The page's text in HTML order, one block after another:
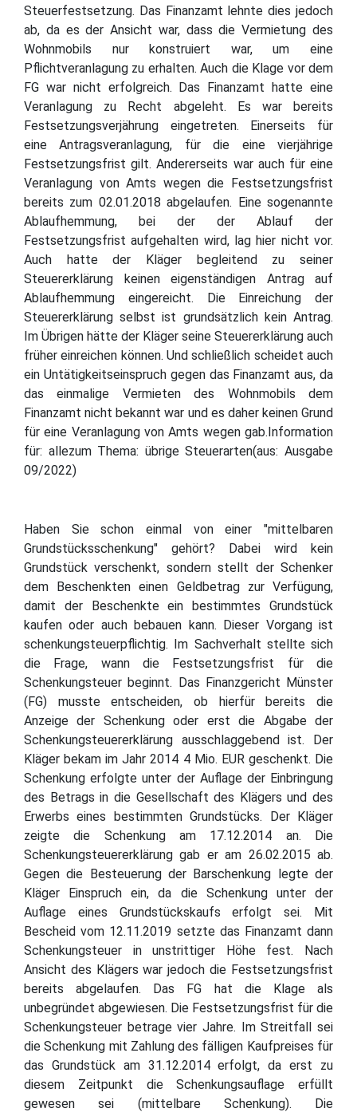
Steuerfestsetzung. Das Finanzamt lehnte dies jedoch
ab, da es der Ansicht war, dass die Vermietung des
Wohnmobils nur konstruiert war, um eine
Pflichtveranlagung zu erhalten. Auch die Klage vor dem
FG war nicht erfolgreich. Das Finanzamt hatte eine
Veranlagung zu Recht abgeleht. Es war bereits
Festsetzungsverjährung eingetreten. Einerseits für
eine Antragsveranlagung, für die eine vierjährige
Festsetzungsfrist gilt. Andererseits war auch für eine
Veranlagung von Amts wegen die Festsetzungsfrist
bereits zum 02.01.2018 abgelaufen. Eine sogenannte
Ablaufhemmung, bei der der Ablauf der
Festsetzungsfrist aufgehalten wird, lag hier nicht vor.
Auch hatte der Kläger begleitend zu seiner
Steuererklärung keinen eigenständigen Antrag auf
Ablaufhemmung eingereicht. Die Einreichung der
Steuererklärung selbst ist grundsätzlich kein Antrag.
Im Übrigen hätte der Kläger seine Steuererklärung auch
früher einreichen können. Und schließlich scheidet auch
ein Untätigkeitseinspruch gegen das Finanzamt aus, da
das einmalige Vermieten des Wohnmobils dem
Finanzamt nicht bekannt war und es daher keinen Grund
für eine Veranlagung von Amts wegen gab.Information
für: allezum Thema: übrige Steuerarten(aus: Ausgabe
09/2022)
Haben Sie schon einmal von einer "mittelbaren
Grundstücksschenkung" gehört? Dabei wird kein
Grundstück verschenkt, sondern stellt der Schenker
dem Beschenkten einen Geldbetrag zur Verfügung,
damit der Beschenkte ein bestimmtes Grundstück
kaufen oder auch bebauen kann. Dieser Vorgang ist
schenkungsteuerpflichtig. Im Sachverhalt stellte sich
die Frage, wann die Festsetzungsfrist für die
Schenkungsteuer beginnt. Das Finanzgericht Münster
(FG) musste entscheiden, ob hierfür bereits die
Anzeige der Schenkung oder erst die Abgabe der
Schenkungsteuererklärung ausschlaggebend ist. Der
Kläger bekam im Jahr 2014 4 Mio. EUR geschenkt. Die
Schenkung erfolgte unter der Auflage der Einbringung
des Betrags in die Gesellschaft des Klägers und des
Erwerbs eines bestimmten Grundstücks. Der Kläger
zeigte die Schenkung am 17.12.2014 an. Die
Schenkungsteuererklärung gab er am 26.02.2015 ab.
Gegen die Besteuerung der Barschenkung legte der
Kläger Einspruch ein, da die Schenkung unter der
Auflage eines Grundstückskaufs erfolgt sei. Mit
Bescheid vom 12.11.2019 setzte das Finanzamt dann
Schenkungsteuer in unstrittiger Höhe fest. Nach
Ansicht des Klägers war jedoch die Festsetzungsfrist
bereits abgelaufen. Das FG hat die Klage als
unbegründet abgewiesen. Die Festsetzungsfrist für die
Schenkungsteuer betrage vier Jahre. Im Streitfall sei
die Schenkung mit Zahlung des fälligen Kaufpreises für
das Grundstück am 31.12.2014 erfolgt, da erst zu
diesem Zeitpunkt die Schenkungsauflage erfüllt
gewesen sei (mittelbare Schenkung). Die